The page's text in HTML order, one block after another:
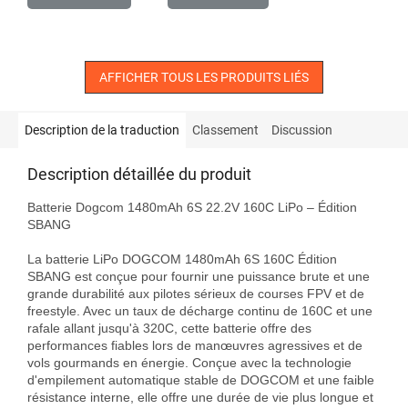
AFFICHER TOUS LES PRODUITS LIÉS
Description de la traduction Classement Discussion
Description détaillée du produit
Batterie Dogcom 1480mAh 6S 22.2V 160C LiPo – Édition
SBANG
La batterie LiPo DOGCOM 1480mAh 6S 160C Édition
SBANG est conçue pour fournir une puissance brute et une
grande durabilité aux pilotes sérieux de courses FPV et de
freestyle. Avec un taux de décharge continu de 160C et une
rafale allant jusqu'à 320C, cette batterie offre des
performances fiables lors de manœuvres agressives et de
vols gourmands en énergie. Conçue avec la technologie
d'empilement automatique stable de DOGCOM et une faible
résistance interne, elle offre une durée de vie plus longue et